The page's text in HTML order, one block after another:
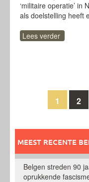
‘militaire operatie’
als doelstelling heeft
Lees verder
Berichten
1 2
MEEST RECENTE
Belgen streden 90
oprukkende